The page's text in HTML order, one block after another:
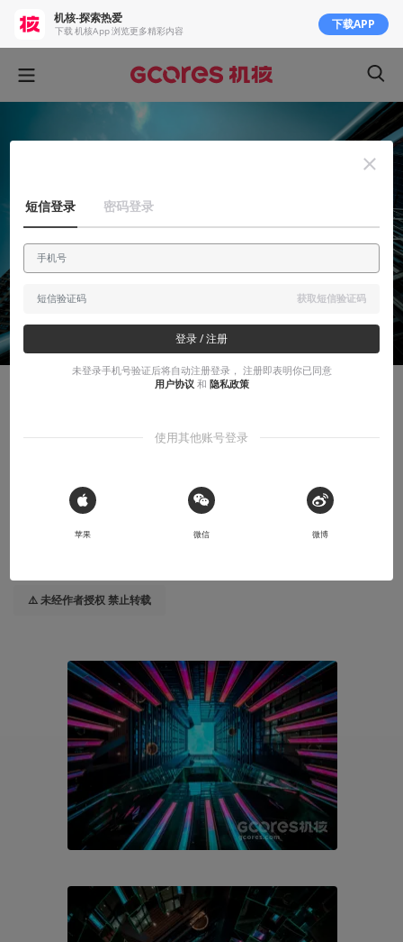
在杭州，抬头看
LEE.CHUNHUI
⚠️ 未经作者授权 禁止转载
机核-探索热爱
下载 机核App 浏览更多精彩内容 下载APP
短信登录 密码登录
获取短信验证码
登录 / 注册
未登录手机号验证后将自动注册登录， 注册即表明你已同意
用户协议 和 隐私政策
使用其他账号登录
 Sign in with Apple
苹果 微信 微博